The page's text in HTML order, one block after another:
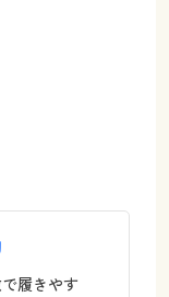
履きやす